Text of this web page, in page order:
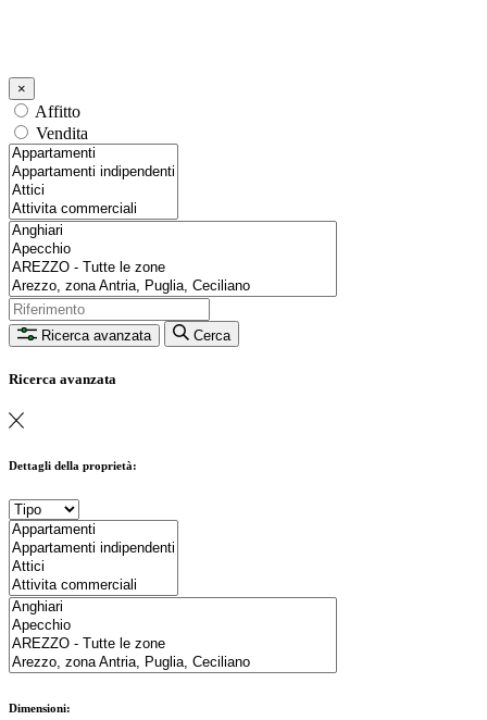
×
Affitto
Vendita
Ricerca avanzata Cerca
Ricerca avanzata
Dettagli della proprietà:
Dimensioni: